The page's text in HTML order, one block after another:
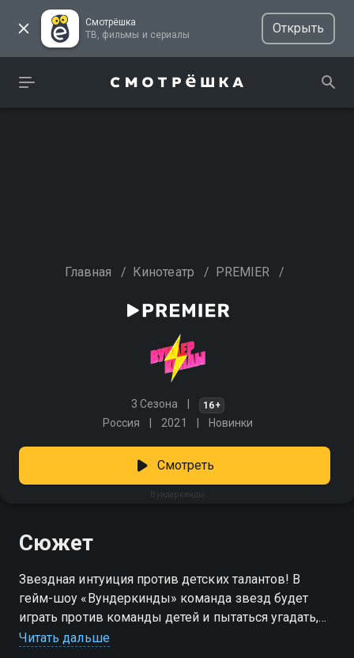
Смотрёшка
ТВ, фильмы и сериалы
Открыть
Главная / Кинотеатр / PREMIER /
3 Сезона 16+
Россия 2021 Новинки
Вундеркинды
Смотреть
Сюжет
Звездная интуиция против детских талантов! В
гейм-шоу «Вундеркинды» команда звезд будет
играть против команды детей и пытаться угадать,
какими уникальными талантами обладает каждый
Читать дальше